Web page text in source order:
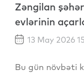
Zəngilan
evlərinin
13 May 2026
Bu gün növbəti